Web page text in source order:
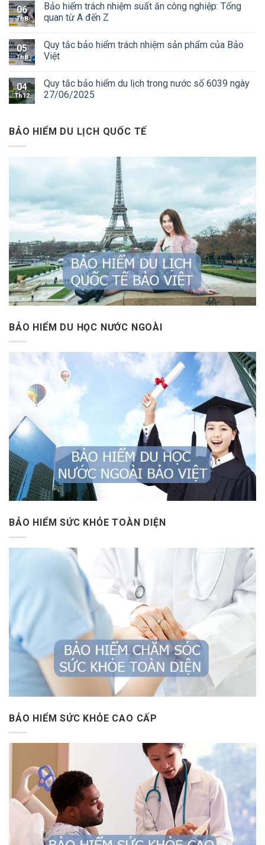
06
Th8
Bảo hiểm trách nhiệm suất ăn công nghiệp: Tổng
quan từ A đến Z
05
Th8
Quy tắc bảo hiểm trách nhiệm sản phẩm của Bảo
Việt
04
Th12
Quy tắc bảo hiểm du lịch trong nước số 6039 ngày
27/06/2025
BẢO HIỂM DU LỊCH QUỐC TẾ
BẢO HIỂM DU HỌC NƯỚC NGOÀI
BẢO HIỂM SỨC KHỎE TOÀN DIỆN
BẢO HIỂM SỨC KHỎE CAO CẤP